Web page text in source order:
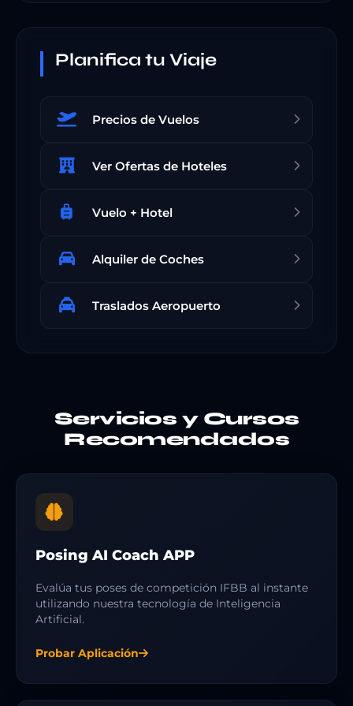
Planifica tu Viaje
Precios de Vuelos
Ver Ofertas de Hoteles
Vuelo + Hotel
Alquiler de Coches
Traslados Aeropuerto
Servicios y Cursos
Recomendados
Posing AI Coach APP
Evalúa tus poses de competición IFBB al instante
utilizando nuestra tecnología de Inteligencia
Artificial.
Probar Aplicación